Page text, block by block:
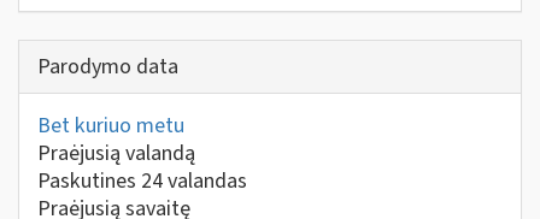
Parodymo data
Bet kuriuo metu
Praėjusią valandą
Paskutines 24 valandas
Praėjusią savaitę